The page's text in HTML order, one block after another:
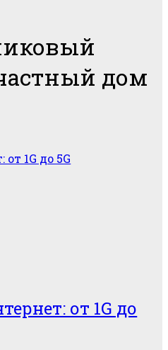
дом
1G до 5G
от 1G до